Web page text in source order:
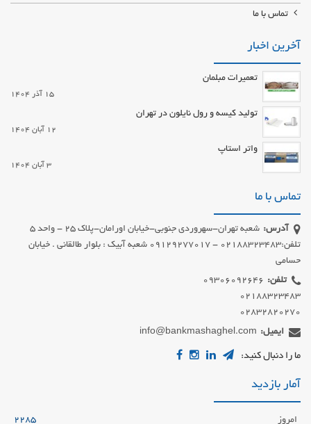
تماس با ما
آخرین اخبار
تعمیرات مبلمان
15 آذر 1404
تولید کیسه و رول نایلون در تهران
12 آبان 1404
واتر استاپ
3 آبان 1404
تماس با ما
آدرس:
شعبه تهران-سهروردی جنوبی-خیابان اورامان-پلاک 25 - واحد 5
تلفن:02188323483 - 09129277017 شعبه آبیک : بلوار طالقانی . خیابان
حسامی
تلفن:
02832820270
ایمیل: info@bankmashaghel.com
ما را دنبال کنید:
آمار بازدید
امروز 2285